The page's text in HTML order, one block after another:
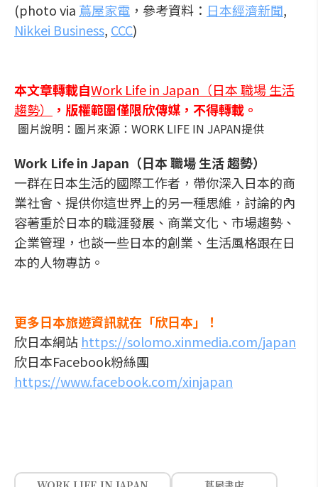
(photo via 蔦屋家電 ，參考資料： 日本經濟新聞,
Nikkei Business, CCC)
本文章轉載自Work Life in Japan（日本 職場 生活
趨勢）
，版權範圍僅限欣傳媒，不得轉載。
圖片說明：圖片來源：WORK LIFE IN JAPAN提供
Work Life in Japan（日本 職場 生活 趨勢）
一群在日本生活的國際工作者，帶你深入日本的商
業社會、提供你這世界上的另一種思維，討論的內
容著重於日本的職涯發展、商業文化、市場趨勢、
企業管理，也談一些日本的創業、生活風格跟在日
本的人物專訪。
更多日本旅遊資訊就在「欣日本」！
欣日本網站 https://solomo.xinmedia.com/japan
欣日本Facebook粉絲團
https://www.facebook.com/xinjapan